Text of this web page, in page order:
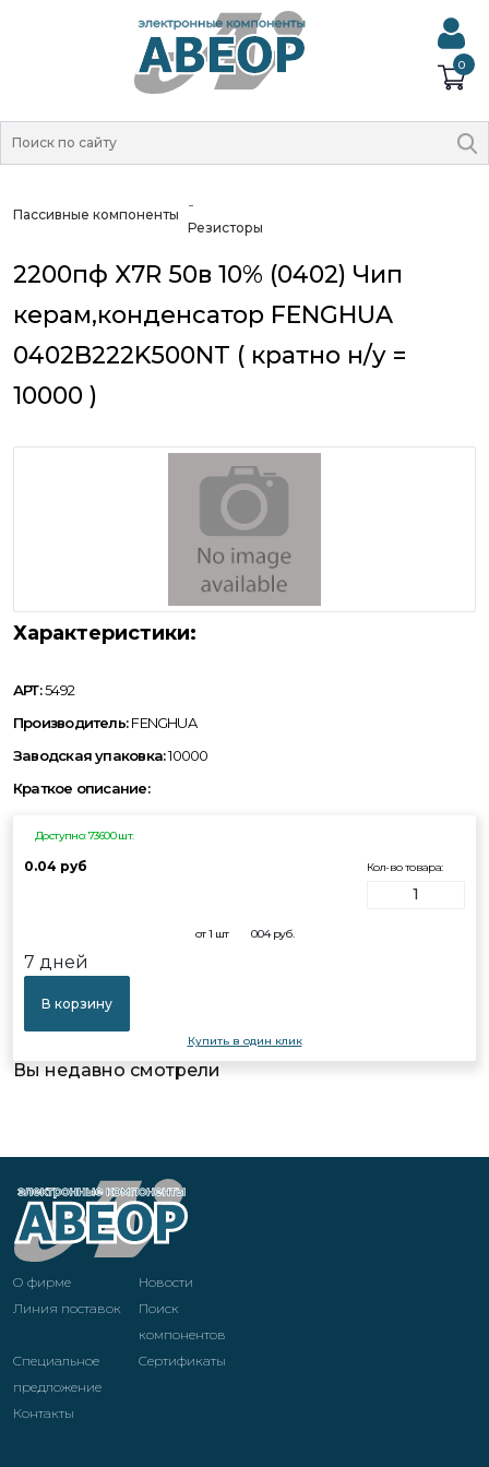
0
Пассивные компоненты
Резисторы
2200пф X7R 50в 10% (0402) Чип
керам,конденсатор FENGHUA
0402B222K500NT ( кратно н/у =
10000 )
Характеристики:
АРТ:5492
Производитель:FENGHUA
Заводская упаковка:10000
Краткое описание:
Доступно: 73600 шт.
0.04 руб Кол-во товара:
от 1 шт 0.04руб.
7 дней
В корзину
Купить в один клик
Вы недавно смотрели
О фирме
Новости
Линия поставок
Поиск
компонентов
Специальное
предложение
Cертификаты
Контакты